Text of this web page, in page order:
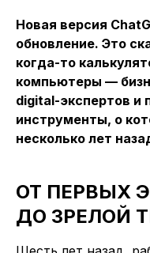
Новая версия
обновление. Это
когда-то
компьютеры —
digital-экспертов и
инструменты, о
несколько лет
ОТ ПЕРВЫХ
ДО ЗРЕЛОЙ